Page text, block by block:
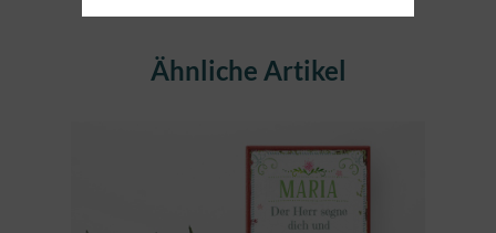
Produktgalerie überspringenÄhnliche Artikel